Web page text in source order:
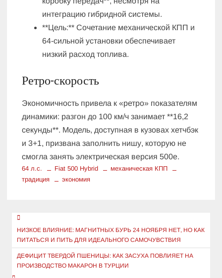
интеграцию гибридной системы.
**Цель:** Сочетание механической КПП и
64-сильной установки обеспечивает
низкий расход топлива.
Ретро-скорость
Экономичность привела к «ретро» показателям
динамики: разгон до 100 км/ч занимает **16,2
секунды**. Модель, доступная в кузовах хетчбэк
и 3+1, призвана заполнить нишу, которую не
смогла занять электрическая версия 500e.
64 л.с. Fiat 500 Hybrid
механическая КПП
традиция
экономия
Навигация
по
записям
НИЗКОЕ ВЛИЯНИЕ: МАГНИТНЫХ БУРЬ 24 НОЯБРЯ НЕТ, НО КАК
ПИТАТЬСЯ И ПИТЬ ДЛЯ ИДЕАЛЬНОГО САМОЧУВСТВИЯ
ДЕФИЦИТ ТВЕРДОЙ ПШЕНИЦЫ: КАК ЗАСУХА ПОВЛИЯЕТ НА
ПРОИЗВОДСТВО МАКАРОН В ТУРЦИИ